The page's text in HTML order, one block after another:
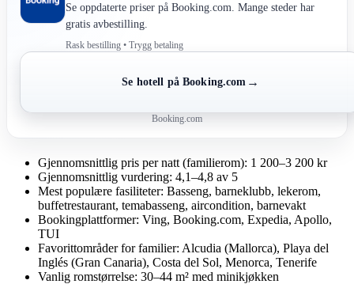
Se oppdaterte priser på Booking.com. Mange steder har
gratis avbestilling.
Rask bestilling • Trygg betaling
Se hotell på Booking.com →
Booking.com
Gjennomsnittlig pris per natt (familierom): 1 200–3 200 kr
Gjennomsnittlig vurdering: 4,1–4,8 av 5
Mest populære fasiliteter: Basseng, barneklubb, lekerom,
buffetrestaurant, temabasseng, aircondition, barnevakt
Bookingplattformer: Ving, Booking.com, Expedia, Apollo,
TUI
Favorittområder for familier: Alcudia (Mallorca), Playa del
Inglés (Gran Canaria), Costa del Sol, Menorca, Tenerife
Vanlig romstørrelse: 30–44 m² med minikjøkken